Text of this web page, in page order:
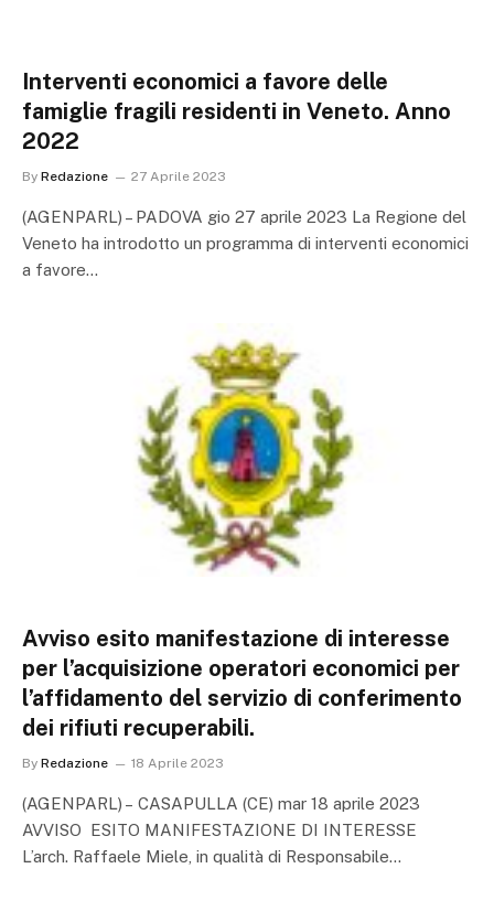
Interventi economici a favore delle
famiglie fragili residenti in Veneto. Anno
2022
By Redazione 27 Aprile 2023
(AGENPARL) – PADOVA gio 27 aprile 2023 La Regione del
Veneto ha introdotto un programma di interventi economici
a favore…
Avviso esito manifestazione di interesse
per l’acquisizione operatori economici per
l’affidamento del servizio di conferimento
dei rifiuti recuperabili.
By Redazione 18 Aprile 2023
(AGENPARL) – CASAPULLA (CE) mar 18 aprile 2023
AVVISO ESITO MANIFESTAZIONE DI INTERESSE
L’arch. Raffaele Miele, in qualità di Responsabile…